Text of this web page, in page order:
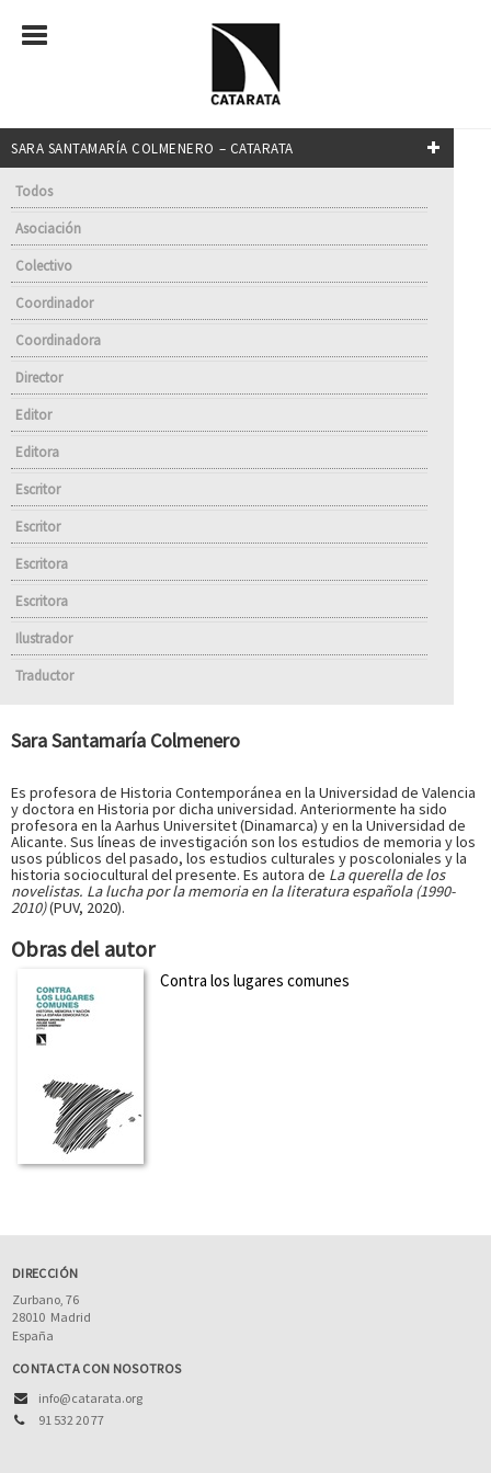
SARA SANTAMARÍA COLMENERO – CATARATA
Todos
Asociación
Colectivo
Coordinador
Coordinadora
Director
Editor
Editora
Escritor
Escritor
Escritora
Escritora
Ilustrador
Traductor
Sara Santamaría Colmenero
Es profesora de Historia Contemporánea en la Universidad de Valencia
y doctora en Historia por dicha universidad. Anteriormente ha sido
profesora en la Aarhus Universitet (Dinamarca) y en la Universidad de
Alicante. Sus líneas de investigación son los estudios de memoria y los
usos públicos del pasado, los estudios culturales y poscoloniales y la
historia sociocultural del presente. Es autora de La querella de los
novelistas. La lucha por la memoria en la literatura española (1990-
2010)(PUV, 2020).
Obras del autor
Contra los lugares comunes
DIRECCIÓN
Zurbano, 76
28010 Madrid
España
CONTACTA CON NOSOTROS
info@catarata.org
91 532 20 77